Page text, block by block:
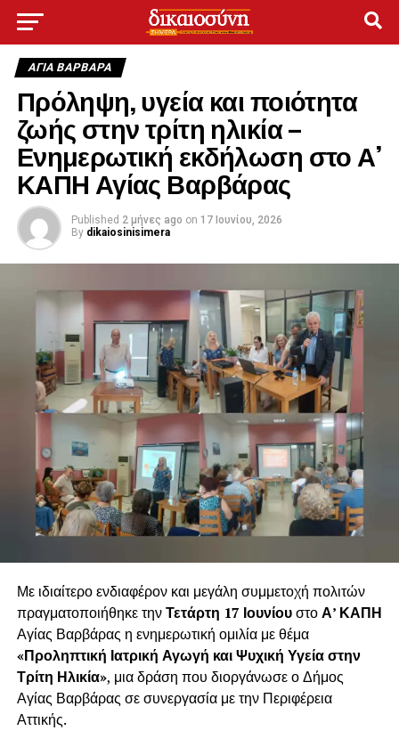
ΑΓΙΑ ΒΑΡΒΑΡΑ
Πρόληψη, υγεία και ποιότητα
ζωής στην τρίτη ηλικία –
Ενημερωτική εκδήλωση στο Α’
ΚΑΠΗ Αγίας Βαρβάρας
Published 2 μήνες ago on 17 Ιουνίου, 2026
By dikaiosinisimera
Με ιδιαίτερο ενδιαφέρον και μεγάλη συμμετοχή πολιτών
πραγματοποιήθηκε τηνΤετάρτη 17 ΙουνίουστοΑ’ ΚΑΠΗ
Αγίας Βαρβάρας η ενημερωτική ομιλία με θέμα
«Προληπτική Ιατρική Αγωγή και Ψυχική Υγεία στην
Τρίτη Ηλικία», μια δράση που διοργάνωσε ο Δήμος
Αγίας Βαρβάρας σε συνεργασία με την Περιφέρεια
Αττικής.